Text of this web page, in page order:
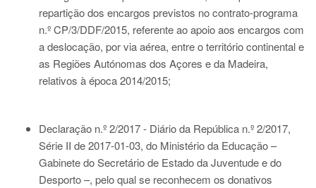
repartição dos encargos previstos no contrato-programa
n.º CP/3/DDF/2015, referente ao apoio aos encargos com
a deslocação, por via aérea, entre o território continental e
as Regiões Autónomas dos Açores e da Madeira,
relativos à época 2014/2015;
Declaração n.º 2/2017 - Diário da República n.º 2/2017,
Série II de 2017-01-03, do Ministério da Educação –
Gabinete do Secretário de Estado da Juventude e do
Desporto –, pelo qual se reconhecem os donativos